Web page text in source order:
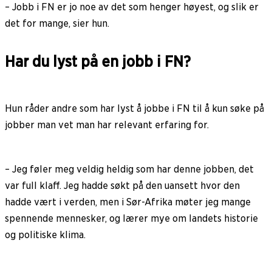
– Jobb i FN er jo noe av det som henger høyest, og slik er
det for mange, sier hun.
Har du lyst på en jobb i FN?
Hun råder andre som har lyst å jobbe i FN til å kun søke på
jobber man vet man har relevant erfaring for.
– Jeg føler meg veldig heldig som har denne jobben, det
var full klaff. Jeg hadde søkt på den uansett hvor den
hadde vært i verden, men i Sør-Afrika møter jeg mange
spennende mennesker, og lærer mye om landets historie
og politiske klima.